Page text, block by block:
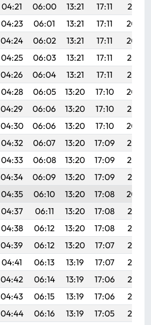
04:21 06:00 13:21 17:11
20:31
04:23 06:01 13:21 17:11
20:30
04:24 06:02 13:21 17:11
20:29
04:25 06:03 13:21 17:11
20:28
04:26 06:04 13:21 17:11
20:27
04:28 06:05 13:20 17:10
20:26
04:29 06:06 13:20 17:10
20:25
04:30 06:06 13:20 17:10
20:24
04:32 06:07 13:20 17:09
20:23
04:33 06:08 13:20 17:09
20:22
04:34 06:09 13:20 17:09
20:21
04:35 06:10 13:20 17:08
20:20
04:37 06:11 13:20 17:08
20:19
04:38 06:12 13:20 17:08
20:18
04:39 06:12 13:20 17:07
20:17
04:41 06:13 13:19 17:07
20:16
04:42 06:14 13:19 17:06
20:14
04:43 06:15 13:19 17:06
20:13
04:44 06:16 13:19 17:05
20:12